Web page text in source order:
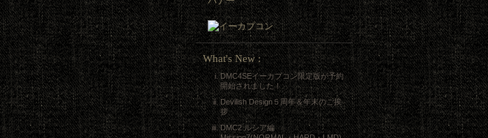
What's New :
DMC4SEイーカプコン限定版が予約
開始されました！
Devilish Design５周年＆年末のご挨
拶
DMC2 ルシア編